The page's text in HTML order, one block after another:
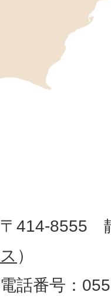
地
図
。
静
所
〒414-8555
ス ）
電話番号：